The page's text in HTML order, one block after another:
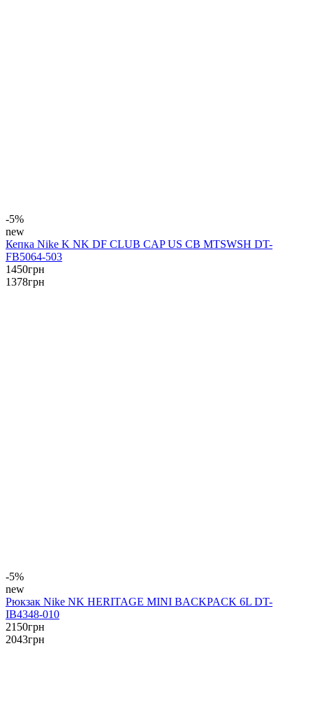
-5%
new
Кепка Nike K NK DF CLUB CAP US CB MTSWSH DT-
FB5064-503
1450грн
1378грн
-5%
new
Рюкзак Nike NK HERITAGE MINI BACKPACK 6L DT-
IB4348-010
2150грн
2043грн